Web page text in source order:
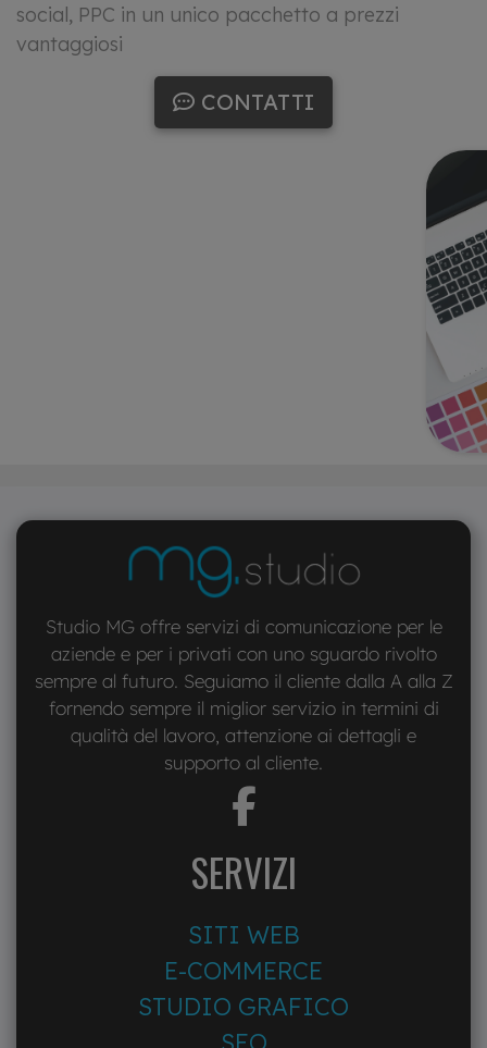
social, PPC in un unico pacchetto a prezzi
vantaggiosi
CONTATTI
Studio MG offre servizi di comunicazione per le
aziende e per i privati con uno sguardo rivolto
sempre al futuro. Seguiamo il cliente dalla A alla Z
fornendo sempre il miglior servizio in termini di
qualità del lavoro, attenzione ai dettagli e
supporto al cliente.
fab
f
SERVIZI
SITI WEB
E-COMMERCE
STUDIO GRAFICO